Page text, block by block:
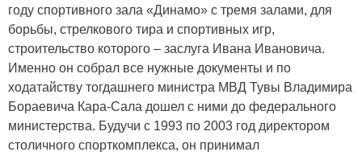
году спортивного зала «Динамо» с тремя залами, для
борьбы, стрелкового тира и спортивных игр,
строительство которого – заслуга Ивана Ивановича.
Именно он собрал все нужные документы и по
ходатайству тогдашнего министра МВД Тувы Владимира
Бораевича Кара-Сала дошел с ними до федерального
министерства. Будучи с 1993 по 2003 год директором
столичного спорткомплекса, он принимал